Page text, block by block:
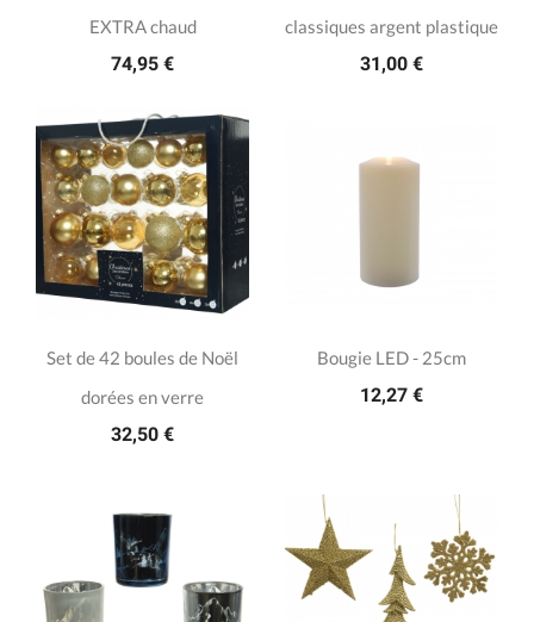
EXTRA chaud
74,95 €
classiques argent plastique
31,00 €
Set de 42 boules de Noël
dorées en verre
32,50 €
Bougie LED - 25cm
12,27 €